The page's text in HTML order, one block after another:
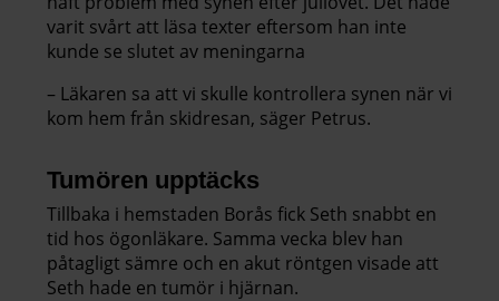
varit svårt att läsa texter eftersom han inte
kunde se slutet av meningarna
– Läkaren sa att vi skulle kontrollera synen när vi
kom hem från skidresan, säger Petrus.
Tumören upptäcks
Tillbaka i hemstaden Borås fick Seth snabbt en
tid hos ögonläkare. Samma vecka blev han
påtagligt sämre och en akut röntgen visade att
Seth hade en tumör i hjärnan.